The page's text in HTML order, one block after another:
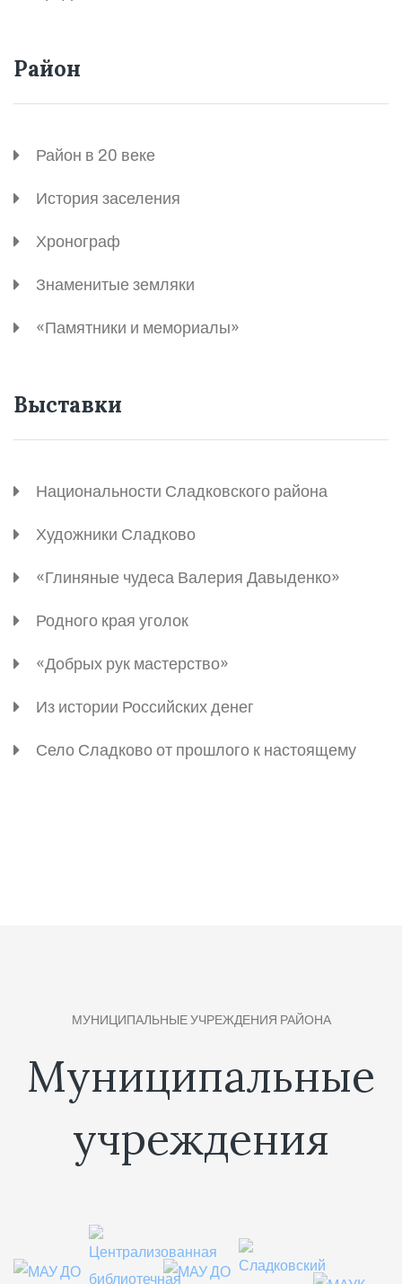
Район
Район в 20 веке
История заселения
Хронограф
Знаменитые земляки
«Памятники и мемориалы»
Выставки
Национальности Сладковского района
Художники Сладково
«Глиняные чудеса Валерия Давыденко»
Родного края уголок
«Добрых рук мастерство»
Из истории Российских денег
Село Сладково от прошлого к настоящему
МУНИЦИПАЛЬНЫЕ УЧРЕЖДЕНИЯ РАЙОНА
Муниципальные
учреждения